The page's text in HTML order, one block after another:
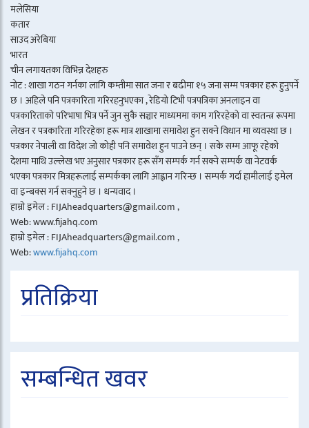
मलेसिया
कतार
साउद अरेबिया
भारत
चीन लगायतका विभिन्न देशहरु
नोट : शाखा गठन गर्नका लागि कम्तीमा सात जना र बढीमा १५ जना सम्म पत्रकार हरू हुनुपर्ने
छ । अहिले पनि पत्रकारिता गरिरहनुभएका , रेडियो टिभी पत्रपत्रिका अनलाइन वा
पत्रकारिताको परिभाषा भित्र पर्ने जुन सुकै सञ्चार माध्यममा काम गरिरहेको वा स्वतन्त्र रूपमा
लेखन र पत्रकारिता गरिरहेका हरू मात्र शाखामा समावेश हुन सक्ने विधान मा व्यवस्था छ ।
पत्रकार नेपाली वा विदेश जो कोही पनि समावेश हुन पाउने छन् । सके सम्म आफू रहेको
देशमा माथि उल्लेख भए अनुसार पत्रकार हरू सँग सम्पर्क गर्न सक्ने सम्पर्क वा नेटवर्क
भएका पत्रकार मित्रहरूलाई सम्पर्कका लागि आह्वान गरिन्छ । सम्पर्क गर्दा हामीलाई इमेल
वा इन्बक्स गर्न सक्नुहुने छ । धन्यवाद ।
हाम्रो इमेल : FIJAheadquarters@gmail.com ,
Web: www.fijahq.com
हाम्रो इमेल : FIJAheadquarters@gmail.com ,
Web:www.fijahq.com
प्रतिक्रिया
सम्बन्धित खवर